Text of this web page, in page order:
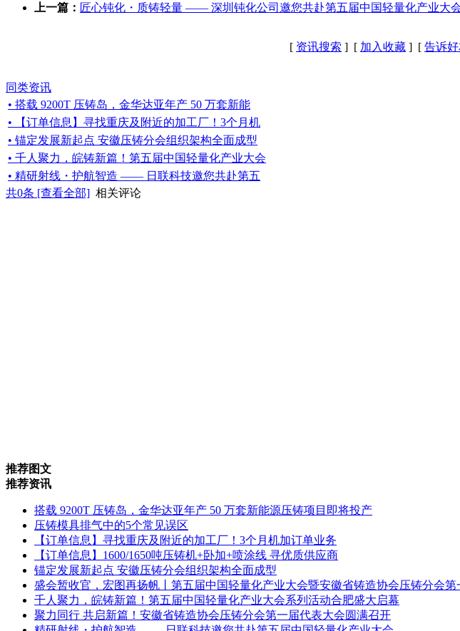
上一篇： 匠心钝化・质铸轻量 —— 深圳钝化公司邀您共赴第五届中国轻量化产业大
[ 资讯搜索 ] [ 加入收藏 ] [ 告诉
同类资讯
• 搭载 9200T 压铸岛，金华达亚年产 50 万套新能
• 【订单信息】寻找重庆及附近的加工厂！3个月机
• 锚定发展新起点 安徽压铸分会组织架构全面成型
• 千人聚力，皖铸新篇！第五届中国轻量化产业大会
• 精研射线・护航智造 —— 日联科技邀您共赴第五
共0条 [查看全部] 相关评论
推荐图文
推荐资讯
搭载 9200T 压铸岛，金华达亚年产 50 万套新能源压铸项目即将投产
压铸模具排气中的5个常见误区
【订单信息】寻找重庆及附近的加工厂！3个月机加订单业务
【订单信息】1600/1650吨压铸机+卧加+喷涂线 寻优质供应商
锚定发展新起点 安徽压铸分会组织架构全面成型
盛会暂收官，宏图再扬帆丨第五届中国轻量化产业大会暨安徽省铸造协会压铸分会
千人聚力，皖铸新篇！第五届中国轻量化产业大会系列活动合肥盛大启幕
聚力同行 共启新篇！安徽省铸造协会压铸分会第一届代表大会圆满召开